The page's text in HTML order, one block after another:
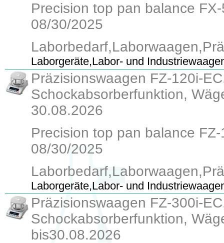
Precision top pan balance
08/30/2025
Laborgeräte,Labor- und
Präzisionswaagen FZ-120i-
Schockabsorberfunktion,
30.08.2026
Precision top pan balance
08/30/2025
Laborgeräte,Labor- und
Präzisionswaagen FZ-300i-
Schockabsorberfunktion,
bis30.08.2026